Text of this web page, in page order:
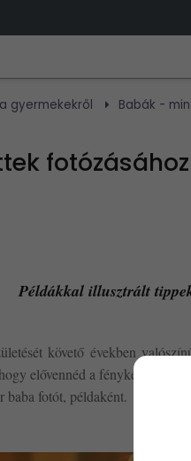
gyermekekről Babák -
fotózásához
Példákkal illusztrált
követő években
elővennéd a
baba fotót, példaként.